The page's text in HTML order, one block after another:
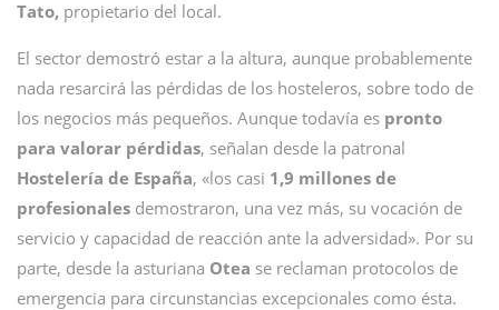
Tato, propietario del local.
El sector demostró estar a la altura, aunque probablemente
nada resarcirá las pérdidas de los hosteleros, sobre todo de
los negocios más pequeños. Aunque todavía es pronto
para valorar pérdidas, señalan desde la patronal
Hostelería de España, «los casi 1,9 millones de
profesionales demostraron, una vez más, su vocación de
servicio y capacidad de reacción ante la adversidad». Por su
parte, desde la asturiana Otea se reclaman protocolos de
emergencia para circunstancias excepcionales como ésta.